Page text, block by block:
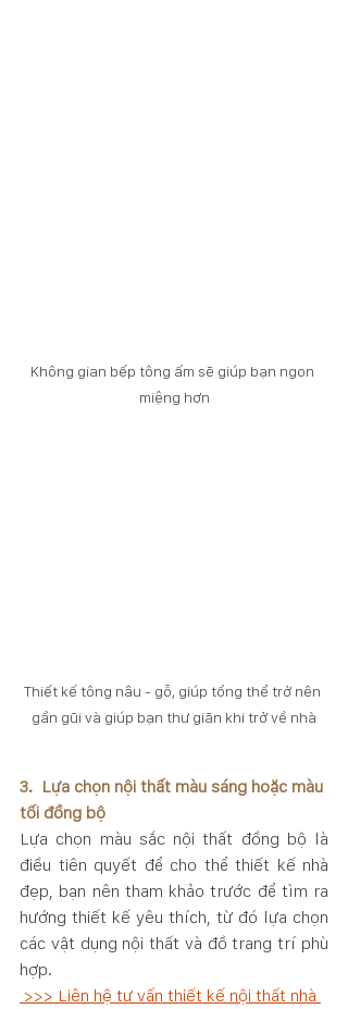
Không gian bếp tông ấm sẽ giúp bạn ngon
miệng hơn
Thiết kế tông nâu - gỗ, giúp tổng thể trở nên
gần gũi và giúp bạn thư giãn khi trở về nhà
3.  Lựa chọn nội thất màu sáng hoặc màu
tối đồng bộ
Lựa chọn màu sắc nội thất đồng bộ là
điều tiên quyết để cho thể thiết kế nhà
đẹp, bạn nên tham khảo trước để tìm ra
hướng thiết kế yêu thích, từ đó lựa chọn
các vật dụng nội thất và đồ trang trí phù
hợp.
>>> Liên hệ tư vấn thiết kế nội thất nhà